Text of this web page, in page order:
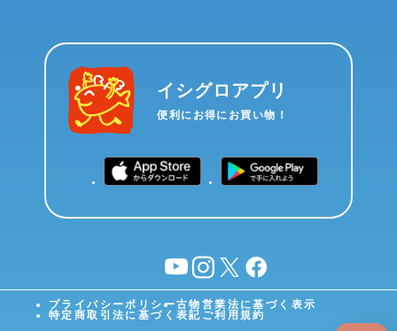
イシグロアプリ
便利にお得にお買い物！
YouTubeinstagram
X facebook
プライバシーポリシー古物営業法に基づく表示
特定商取引法に基づく表記 ご利用規約